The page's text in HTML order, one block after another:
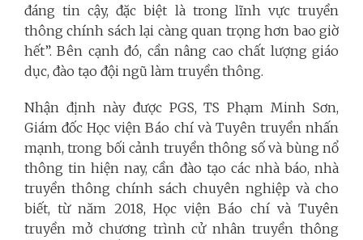
đáng tin cậy, đặc biệt là trong lĩnh vực truyền
thông chính sách lại càng quan trọng hơn bao giờ
hết”. Bên cạnh đó, cần nâng cao chất lượng giáo
dục, đào tạo đội ngũ làm truyền thông.
Nhận định này được PGS, TS Phạm Minh Sơn,
Giám đốc Học viện Báo chí và Tuyên truyền nhấn
mạnh, trong bối cảnh truyền thông số và bùng nổ
thông tin hiện nay, cần đào tạo các nhà báo, nhà
truyền thông chính sách chuyên nghiệp và cho
biết, từ năm 2018, Học viện Báo chí và Tuyên
truyền mở chương trình cử nhân truyền thông